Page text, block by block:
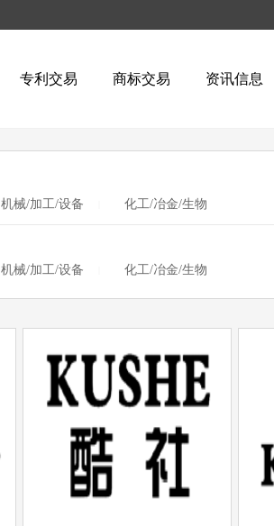
专利交易 商标交易 资讯信息
机械/加工/设备 化工/冶金/生物
机械/加工/设备 化工/冶金/生物